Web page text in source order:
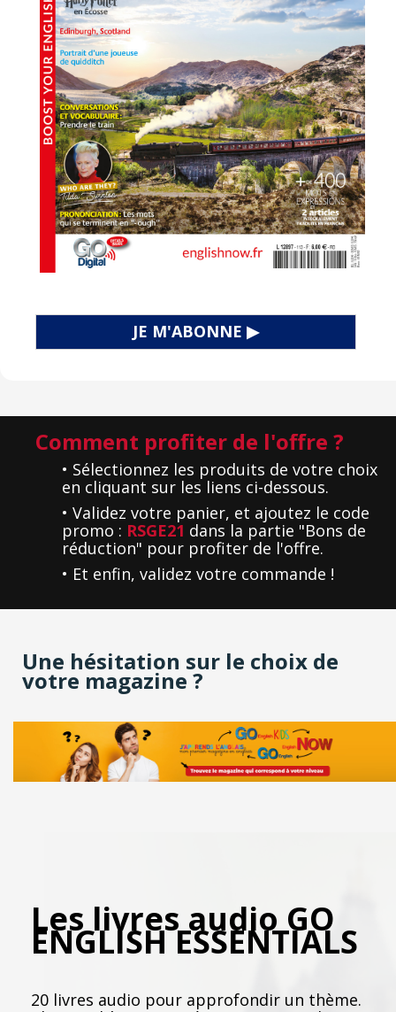
JE M'ABONNE ▶
Comment profiter de l'offre ?
• Sélectionnez les produits de votre choix
en cliquant sur les liens ci-dessous.
• Validez votre panier, et ajoutez le code
promo : RSGE21 dans la partie "Bons de
réduction" pour profiter de l'offre.
• Et enfin, validez votre commande !
Une hésitation sur le choix de
votre magazine ?
Les livres audio GO
ENGLISH ESSENTIALS
20 livres audio pour approfondir un thème.